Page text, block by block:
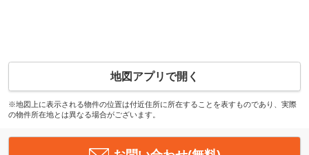
地図アプリで開く
※地図上に表示される物件の位置は付近住所に所在することを表すものであり、実際
の物件所在地とは異なる場合がございます。